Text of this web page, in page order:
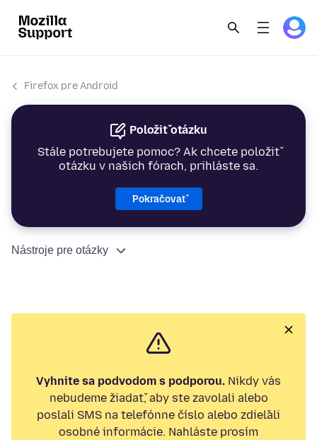
Firefox pre Android
Položiť otázku
Stále potrebujete pomoc? Ak chcete položiť
otázku v našich fórach, prihláste sa.
Pokračovať
Nástroje pre otázky
Vyhnite sa podvodom s podporou. Nikdy vás
nebudeme žiadať, aby ste zavolali alebo
poslali SMS na telefónne číslo alebo zdieľali
osobné informácie. Nahláste prosím